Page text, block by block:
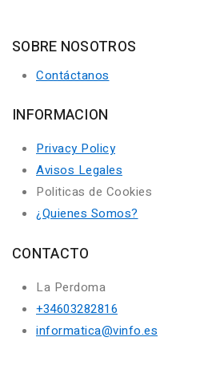
SOBRE NOSOTROS
Contáctanos
INFORMACION
Privacy Policy
Avisos Legales
Politicas de Cookies
¿Quienes Somos?
CONTACTO
La Perdoma
+34603282816
informatica@vinfo.es